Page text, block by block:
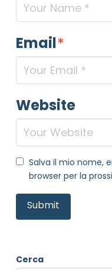
Email*
Website
Salva il mio nome,
browser per la
Cerca